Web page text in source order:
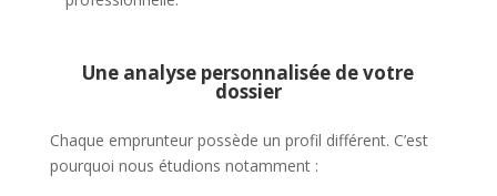
Une analyse personnalisée de votre
dossier
Chaque emprunteur possède un profil différent. C’est
pourquoi nous étudions notamment :